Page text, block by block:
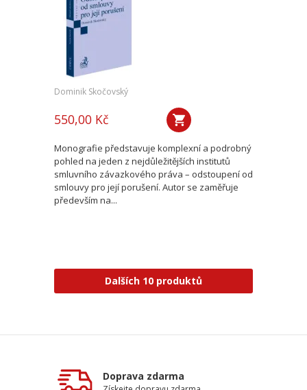
Dominik Skočovský
550,00 Kč
Monografie představuje komplexní a podrobný
pohled na jeden z nejdůležitějších institutů
smluvního závazkového práva – odstoupení od
smlouvy pro její porušení. Autor se zaměřuje
především na...
Dalších 10 produktů
Doprava zdarma